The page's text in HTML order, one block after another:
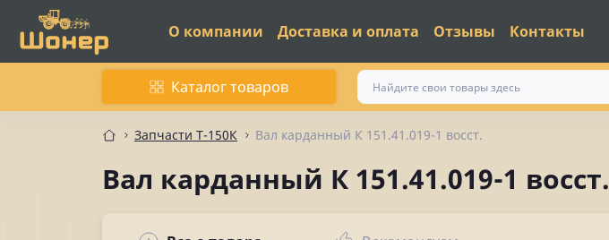
О компании Доставка и оплата Отзывы Контакты
Каталог товаров
Запчасти Т-150К Вал карданный К 151.41.019-1 восст.
Вал карданный К 151.41.019-1 восст.